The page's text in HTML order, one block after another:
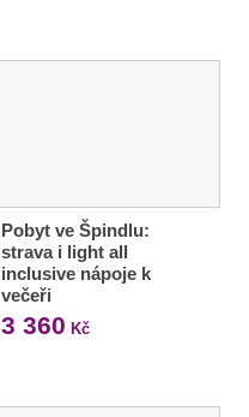
Pobyt ve Špindlu:
strava i light all
inclusive nápoje k
večeři
3 360 Kč